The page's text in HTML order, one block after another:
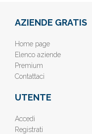
AZIENDE GRATIS
Home page
Elenco aziende
Premium
Contattaci
UTENTE
Accedi
Registrati